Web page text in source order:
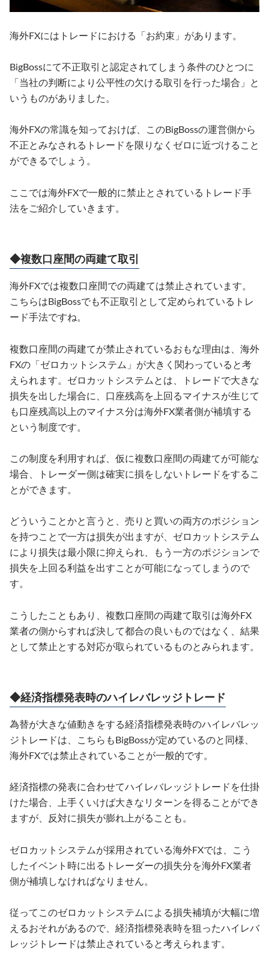
海外FXにはトレードにおける「お約束」があります。
BigBossにて不正取引と認定されてしまう条件のひとつに
「当社の判断により公平性の欠ける取引を行った場合」と
いうものがありました。
海外FXの常識を知っておけば、このBigBossの運営側から
不正とみなされるトレードを限りなくゼロに近づけること
ができるでしょう。
ここでは海外FXで一般的に禁止とされているトレード手
法をご紹介していきます。
◆複数口座間の両建て取引
海外FXでは複数口座間での両建ては禁止されています。
こちらはBigBossでも不正取引として定められているトレ
ード手法ですね。
複数口座間の両建てが禁止されているおもな理由は、海外
FXの「ゼロカットシステム」が大きく関わっていると考
えられます。ゼロカットシステムとは、トレードで大きな
損失を出した場合に、口座残高を上回るマイナスが生じて
も口座残高以上のマイナス分は海外FX業者側が補填する
という制度です。
この制度を利用すれば、仮に複数口座間の両建てが可能な
場合、トレーダー側は確実に損をしないトレードをするこ
とができます。
どういうことかと言うと、売りと買いの両方のポジション
を持つことで一方は損失が出ますが、ゼロカットシステム
により損失は最小限に抑えられ、もう一方のポジションで
損失を上回る利益を出すことが可能になってしまうので
す。
こうしたこともあり、複数口座間の両建て取引は海外FX
業者の側からすれば決して都合の良いものではなく、結果
として禁止とする対応が取られているものとみられます。
◆経済指標発表時のハイレバレッジトレード
為替が大きな値動きをする経済指標発表時のハイレバレッ
ジトレードは、こちらもBigBossが定めているのと同様、
海外FXでは禁止されていることが一般的です。
経済指標の発表に合わせてハイレバレッジトレードを仕掛
けた場合、上手くいけば大きなリターンを得ることができ
ますが、反対に損失が膨れ上がることも。
ゼロカットシステムが採用されている海外FXでは、こう
したイベント時に出るトレーダーの損失分を海外FX業者
側が補填しなければなりません。
従ってこのゼロカットシステムによる損失補填が大幅に増
えるおそれがあるので、経済指標発表時を狙ったハイレバ
レッジトレードは禁止されていると考えられます。